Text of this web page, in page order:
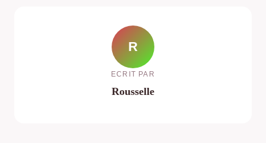
R
ECRIT PAR
Rousselle